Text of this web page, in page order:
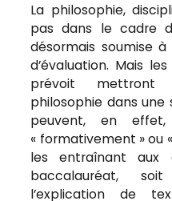
La philosophie,
pas dans le cadre
désormais soumise
d’évaluation. Mais
prévoit mettront
philosophie dans
peuvent, en
« formativement » ou
les entraînant aux
baccalauréat,
l’explication de